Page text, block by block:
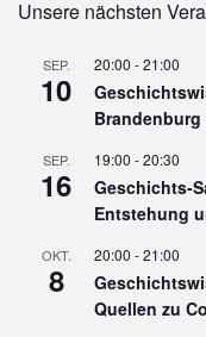
Unsere nächsten
SEP.
10
20:00 -21:00
SEP.
16
19:00 -20:30
Geschichts-
Entstehung
OKT.
8
20:00 -21:00
Quellen zu